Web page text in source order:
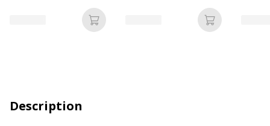
Ajouter au panier Ajouter au
Description